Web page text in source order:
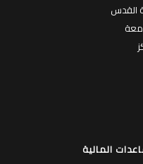
القدس
المالية